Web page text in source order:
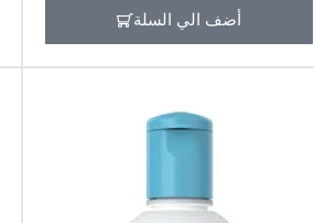
أضف الي السلة